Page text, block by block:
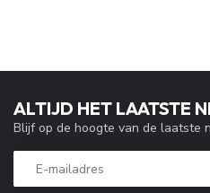
ALTIJD HET LAATSTE
Blijf op de hoogte van de laatste